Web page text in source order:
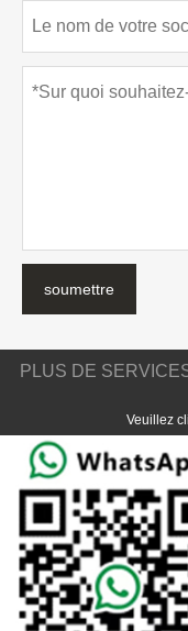
soumettre
PLUS DE
Veuillez